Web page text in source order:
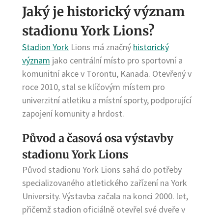
Jaký je historický význam
stadionu York Lions?
Stadion York Lions má značný historický
význam jako centrální místo pro sportovní a
komunitní akce v Torontu, Kanada. Otevřený v
roce 2010, stal se klíčovým místem pro
univerzitní atletiku a místní sporty, podporující
zapojení komunity a hrdost.
Původ a časová osa výstavby
stadionu York Lions
Původ stadionu York Lions sahá do potřeby
specializovaného atletického zařízení na York
University. Výstavba začala na konci 2000. let,
přičemž stadion oficiálně otevřel své dveře v